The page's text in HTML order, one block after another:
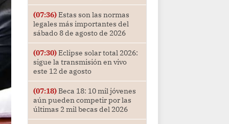
(07:36)Estas son las normas
legales más importantes del
sábado 8 de agosto de 2026
(07:30)Eclipse solar total 2026:
sigue la transmisión en vivo
este 12 de agosto
(07:18)Beca 18: 10 mil jóvenes
aún pueden competir por las
últimas 2 mil becas del 2026